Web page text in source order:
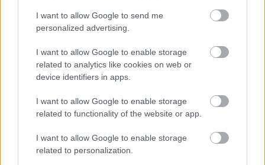
I want to allow Google to send me
personalized advertising.
I want to allow Google to enable storage
related to analytics like cookies on web or
device identifiers in apps.
I want to allow Google to enable storage
related to functionality of the website or app.
I want to allow Google to enable storage
related to personalization.
Tordai Teri
színművésznővel hallhatnak beszélgetést aPódiumra
látogatók. A debreceni születésű, szintén Jászai Mari
díjas színművésznőt,
Csáki Ju dit kérdezi majd
szerepeiről, életútjáról, családjáról.
Tordai Teri1964-ben végzett a Főiskolán
tanítványaként, majd aSzegedi Nemzeti Színház
tagja lett, 1965-től pedig Budapestre szerződött.
Színpadon, aJózsef Attila színpadánés a
Veszprémi
Petőfi Színházbanis. 2001-től az Új színház